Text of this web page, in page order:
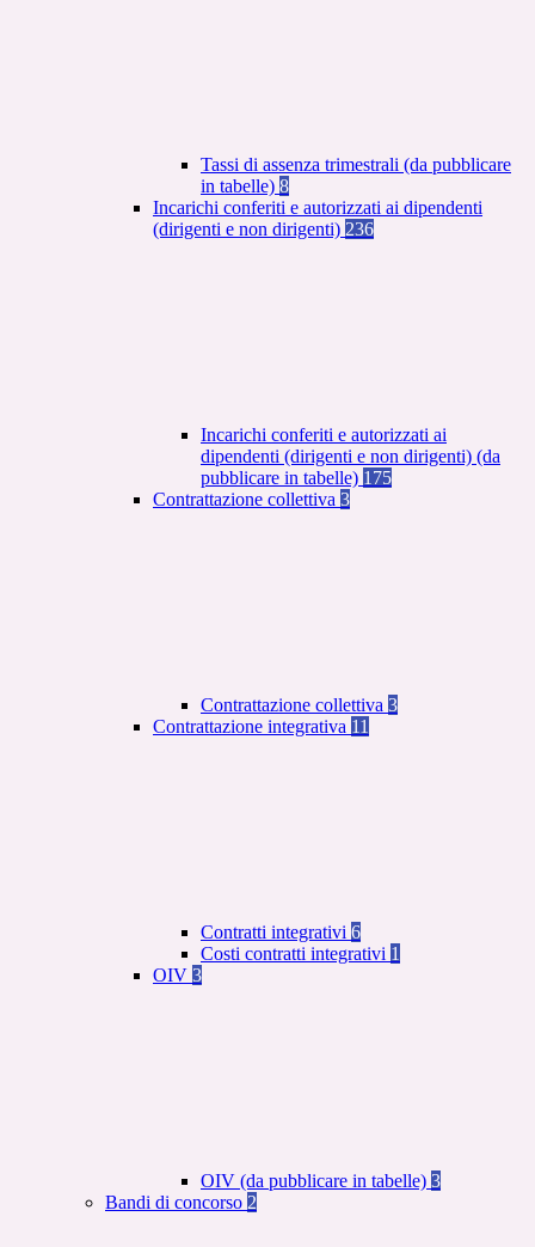
Tassi di assenza trimestrali (da pubblicare
in tabelle) 8
Incarichi conferiti e autorizzati ai dipendenti
(dirigenti e non dirigenti) 236
Incarichi conferiti e autorizzati ai
dipendenti (dirigenti e non dirigenti) (da
pubblicare in tabelle) 175
Contrattazione collettiva 3
Contrattazione collettiva 3
Contrattazione integrativa 11
Contratti integrativi 6
Costi contratti integrativi 1
OIV 3
OIV (da pubblicare in tabelle) 3
Bandi di concorso 2